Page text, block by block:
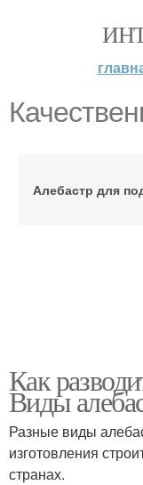
Алебастр для
Как
Виды
Разные виды
изготовления
странах.